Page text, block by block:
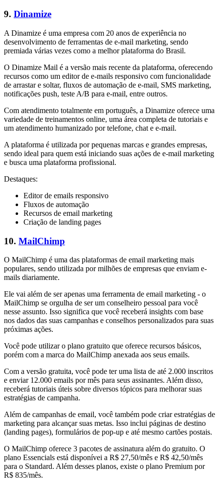
9. Dinamize
A Dinamize é uma empresa com 20 anos de experiência no
desenvolvimento de ferramentas de e-mail marketing, sendo
premiada várias vezes como a melhor plataforma do Brasil.
O Dinamize Mail é a versão mais recente da plataforma, oferecendo
recursos como um editor de e-mails responsivo com funcionalidade
de arrastar e soltar, fluxos de automação de e-mail, SMS marketing,
notificações push, teste A/B para e-mail, entre outros.
Com atendimento totalmente em português, a Dinamize oferece uma
variedade de treinamentos online, uma área completa de tutoriais e
um atendimento humanizado por telefone, chat e e-mail.
A plataforma é utilizada por pequenas marcas e grandes empresas,
sendo ideal para quem está iniciando suas ações de e-mail marketing
e busca uma plataforma profissional.
Destaques:
Editor de emails responsivo
Fluxos de automação
Recursos de email marketing
Criação de landing pages
10. MailChimp
O MailChimp é uma das plataformas de email marketing mais
populares, sendo utilizada por milhões de empresas que enviam e-
mails diariamente.
Ele vai além de ser apenas uma ferramenta de email marketing - o
MailChimp se orgulha de ser um conselheiro pessoal para você
nesse assunto. Isso significa que você receberá insights com base
nos dados das suas campanhas e conselhos personalizados para suas
próximas ações.
Você pode utilizar o plano gratuito que oferece recursos básicos,
porém com a marca do MailChimp anexada aos seus emails.
Com a versão gratuita, você pode ter uma lista de até 2.000 inscritos
e enviar 12.000 emails por mês para seus assinantes. Além disso,
receberá tutoriais úteis sobre diversos tópicos para melhorar suas
estratégias de campanha.
Além de campanhas de email, você também pode criar estratégias de
marketing para alcançar suas metas. Isso inclui páginas de destino
(landing pages), formulários de pop-up e até mesmo cartões postais.
O MailChimp oferece 3 pacotes de assinatura além do gratuito. O
plano Essencials está disponívei a R$ 27,50/mês e R$ 42,50/mês
para o Standard. Além desses planos, existe o plano Premium por
R$ 835/mês.